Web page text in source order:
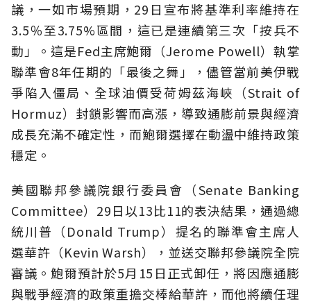
議，一如市場預期，29日宣布將基準利率維持在
3.5％至3.75%區間，這已是連續第三次「按兵不
動」。這是Fed主席鮑爾（Jerome Powell）執掌
聯準會8年任期的「最後之舞」，儘管當前美伊戰
爭陷入僵局、全球油價受荷姆茲海峽（Strait of
Hormuz）封鎖影響而高漲，導致通膨前景與經濟
成長充滿不確定性，而鮑爾選擇在動盪中維持政策
穩定。
美國聯邦參議院銀行委員會（Senate Banking
Committee）29日以13比11的表決結果，通過總
統川普（Donald Trump）提名的聯準會主席人
選華許（Kevin Warsh），並送交聯邦參議院全院
審議。鮑爾預計於5月15日正式卸任，將因應通膨
與戰爭經濟的政策重擔交棒給華許，而他將續任理